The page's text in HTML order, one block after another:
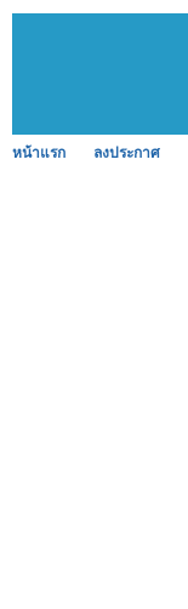
หน้าแรก ลงประกาศ